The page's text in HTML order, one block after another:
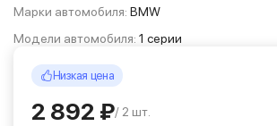
Марки автомобиля: BMW
Модели автомобиля: 1 серии
Низкая цена
2 892 ₽/ 2 шт.